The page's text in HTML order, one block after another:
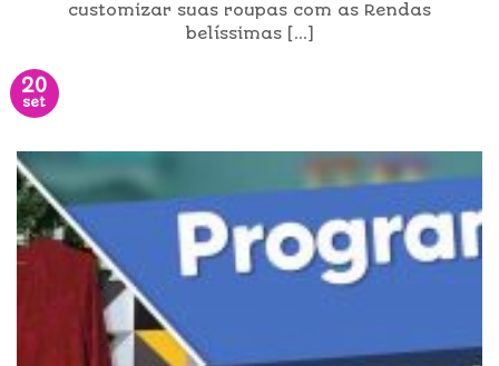
customizar suas roupas com as Rendas
belíssimas [...]
20
set